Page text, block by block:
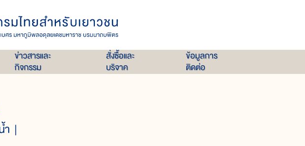
ข่าวสารและ
กิจกรรม
สั่งซื้อและ
บริจาค
ข้อมูลการ
ติดต่อ
ำ